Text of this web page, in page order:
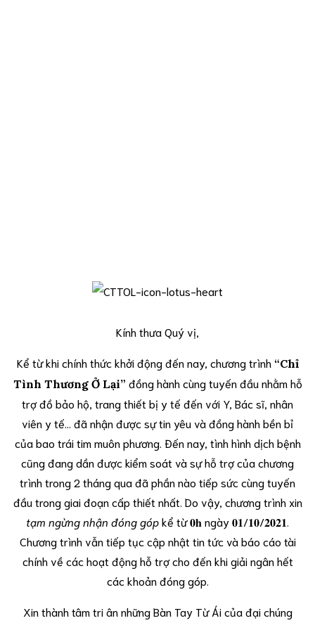
Kính thưa Quý vị,
Kể từ khi chính thức khởi động đến nay, chương trình “Chỉ
Tình Thương Ở Lại” đồng hành cùng tuyến đầu nhằm hỗ
trợ đồ bảo hộ, trang thiết bị y tế đến với Y, Bác sĩ, nhân
viên y tế… đã nhận được sự tin yêu và đồng hành bền bỉ
của bao trái tim muôn phương. Đến nay, tình hình dịch bệnh
cũng đang dần được kiểm soát và sự hỗ trợ của chương
trình trong 2 tháng qua đã phần nào tiếp sức cùng tuyến
đầu trong giai đoạn cấp thiết nhất. Do vậy, chương trình xin
tạm ngừng nhận đóng gópkể từ 𝟎𝐡 ngày 𝟎𝟏/𝟏𝟎/𝟐𝟎𝟐𝟏.
Chương trình vẫn tiếp tục cập nhật tin tức và báo cáo tài
chính về các hoạt động hỗ trợ cho đến khi giải ngân hết
các khoản đóng góp.
Xin thành tâm tri ân những Bàn Tay Từ Ái của đại chúng